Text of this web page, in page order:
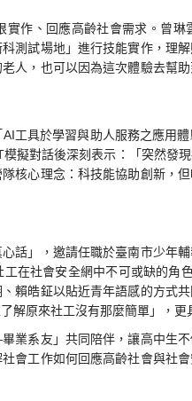
作、回應高齡社會需求。曾
測試場地」進行技能實作，理
人，也可以因為這次體驗去幫
工具於學習與助人服務之應用
擬對話後深刻表示：「突然發
核心理念：科技能協助創新，
話」，邀請任職於臺南市少年
在社會安全網中不可或缺的角
賴皓鉦以貼近青年語感的方式
解原來社工沒有那麼簡單」，更
系友」共同陪伴，讓高中生
會工作如何回應高齡社會與社